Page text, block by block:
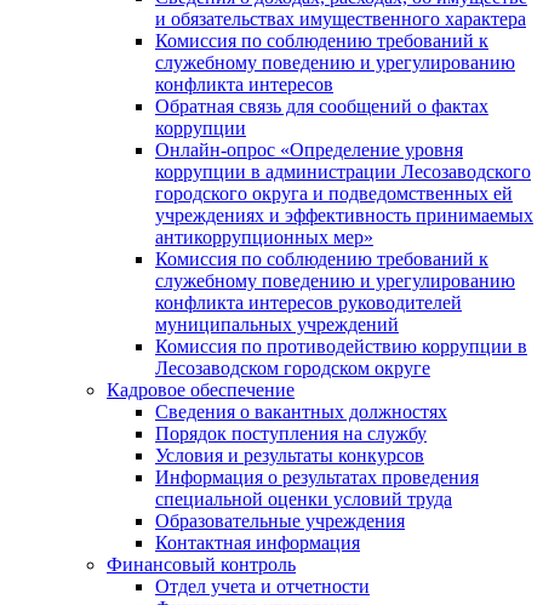
и обязательствах имущественного характера
Комиссия по соблюдению требований к
служебному поведению и урегулированию
конфликта интересов
Обратная связь для сообщений о фактах
коррупции
Онлайн-опрос «Определение уровня
коррупции в администрации Лесозаводского
городского округа и подведомственных ей
учреждениях и эффективность принимаемых
антикоррупционных мер»
Комиссия по соблюдению требований к
служебному поведению и урегулированию
конфликта интересов руководителей
муниципальных учреждений
Комиссия по противодействию коррупции в
Лесозаводском городском округе
Кадровое обеспечение
Сведения о вакантных должностях
Порядок поступления на службу
Условия и результаты конкурсов
Информация о результатах проведения
специальной оценки условий труда
Образовательные учреждения
Контактная информация
Финансовый контроль
Отдел учета и отчетности